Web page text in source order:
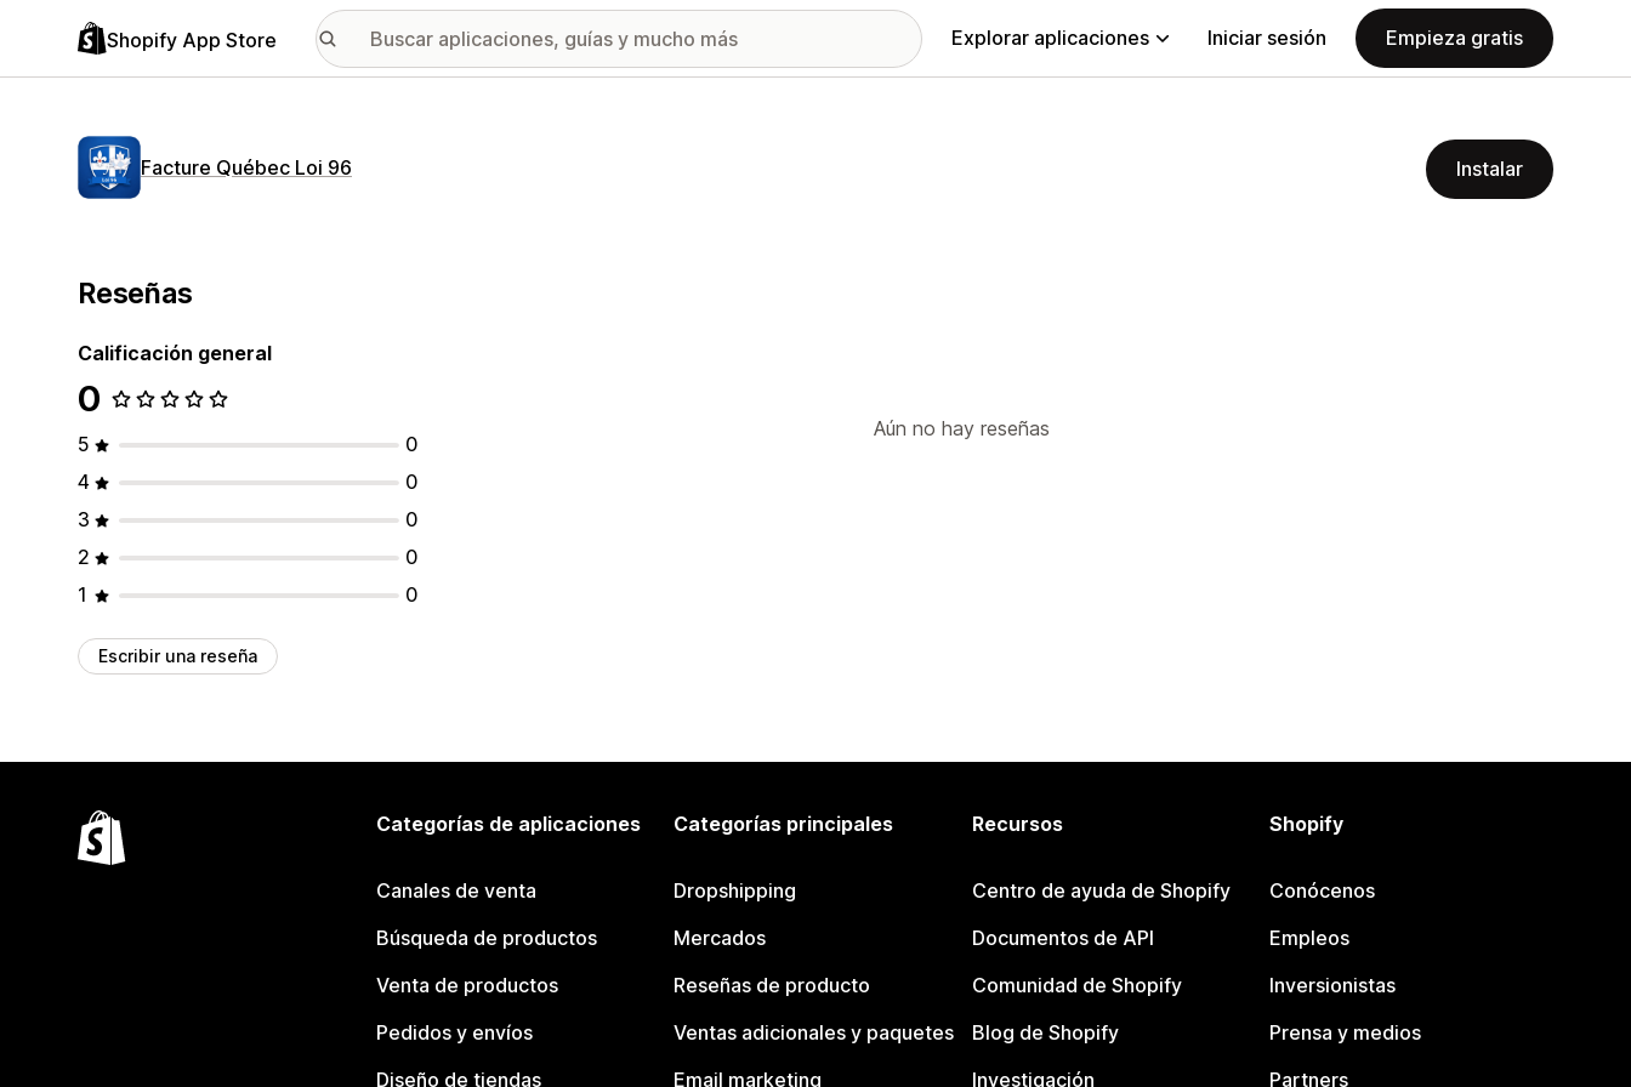
Shopify App Store Explorar aplicaciones Iniciar sesión Empieza gratis
Facture Québec Loi 96 Instalar
Reseñas
Calificación general
0
5
0
4
0
3
0
2
0
1
0
Escribir una reseña
Aún no hay reseñas
Categorías de aplicaciones
Canales de venta
Búsqueda de productos
Venta de productos
Pedidos y envíos
Diseño de tiendas
Categorías principales
Dropshipping
Mercados
Reseñas de producto
Ventas adicionales y paquetes
Email marketing
Recursos
Centro de ayuda de Shopify
Documentos de API
Comunidad de Shopify
Blog de Shopify
Investigación
Shopify
Conócenos
Empleos
Inversionistas
Prensa y medios
Partners